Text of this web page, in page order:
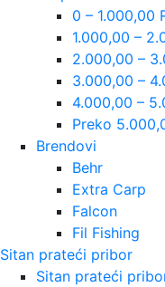
0 – 1.000,00
1.000,00 –
2.000,00 –
3.000,00 –
4.000,00 –
Preko
Brendovi
Behr
Extra Carp
Falcon
Fil Fishing
Sitan prateći pribor
Sitan prateći